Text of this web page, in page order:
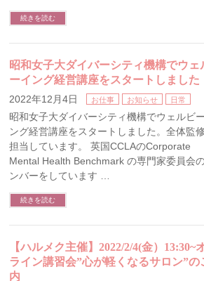
続きを読む
昭和女子大ダイバーシティ機構でウェ
ーイング経営講座をスタートしました
2022年12月4日 お仕事 お知らせ 日常
昭和女子大ダイバーシティ機構でウェルビ
ング経営講座をスタートしました。全体監
担当しています。 英国CCLAのCorporate
Mental Health Benchmark の専門家委員会
ンバーをしています …
続きを読む
【ハルメク主催】2022/2/4(金）13:30~
ライン講習会”心が軽くなるサロン”の
内